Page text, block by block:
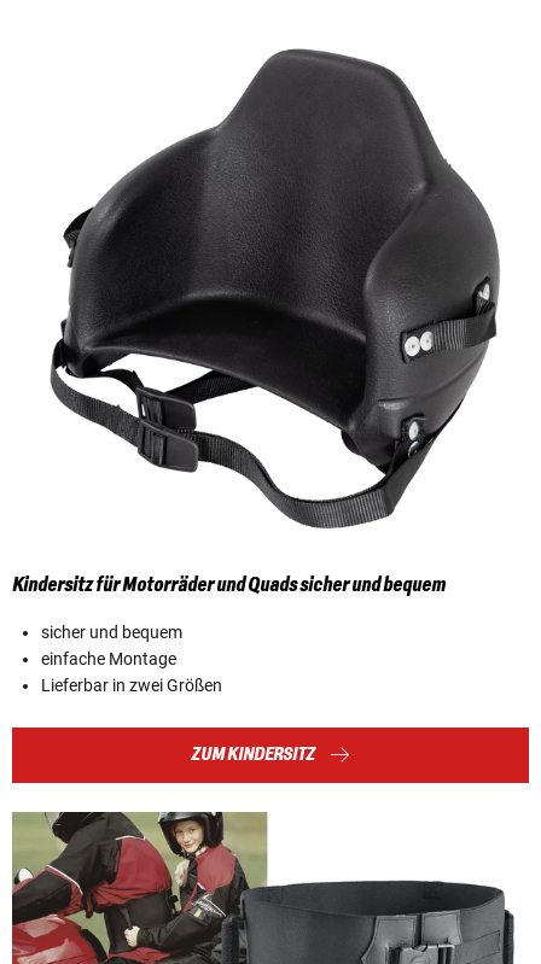
Kindersitz für Motorräder und Quads sicher und bequem
sicher und bequem
einfache Montage
Lieferbar in zwei Größen
ZUM KINDERSITZ